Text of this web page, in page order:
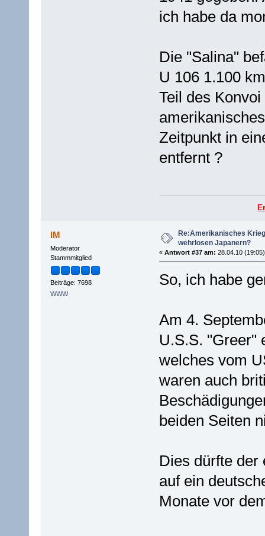
ich habe da
Die "Salina"
U 106 1.100
Teil des
Zeitpunkt in
entfernt ?
IM
Moderator
Stammmitglied
Beiträge: 7698
WWW
Re:Amerikanisches
wehrlosen Japanern?
« Antwort #37 am: 28.04.10
So, ich habe
Am 4.
U.S.S. "Greer"
welches vom
waren auch
beiden Seiten
Dies dürfte der
auf ein
Monate vor